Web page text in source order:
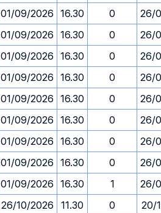
01/09/2026 16.30 0
26/
01/09/2026 16.30 0
26/
01/09/2026 16.30 0
26/
01/09/2026 16.30 0
26/
01/09/2026 16.30 0
26/
01/09/2026 16.30 0
26/
01/09/2026 16.30 0
26/
01/09/2026 16.30 0
26/
01/09/2026 16.30 1
26/
26/10/2026 11.30 0
20/